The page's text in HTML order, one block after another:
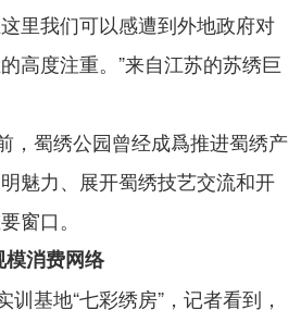
里我们可以感遭到外地政府对
高度注重。”来自江苏的苏绣巨
，蜀绣公园曾经成爲推进蜀绣产
魅力、展开蜀绣技艺交流和开
窗口。
消费网络
基地“七彩绣房”，记者看到，